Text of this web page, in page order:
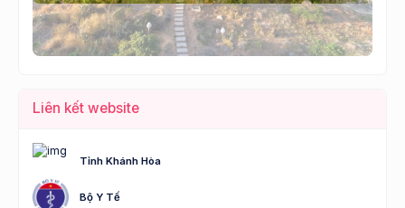
Liên kết website
Tỉnh Khánh Hòa
Bộ Y Tế